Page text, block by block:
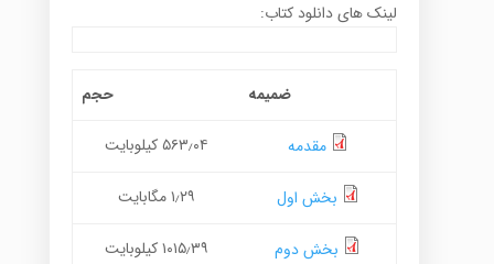
لینک های دانلود کتاب:
ضمیمه حجم
مقدمه ۵۶۳٫۰۴ کیلوبایت
بخش اول ۱٫۲۹ مگابایت
بخش دوم ۱۰۱۵٫۳۹ کیلوبایت